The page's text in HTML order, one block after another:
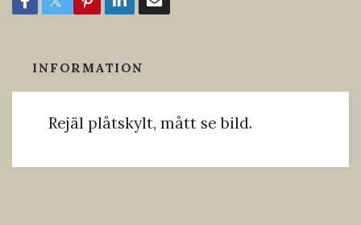
INFORMATION
Rejäl plåtskylt, mått se bild.